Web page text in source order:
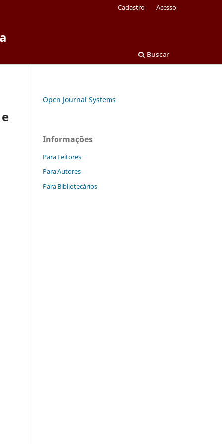
Buscar
Cadastro Acesso
Open Journal Systems
Informações
Para Leitores
Para Autores
Para Bibliotecários